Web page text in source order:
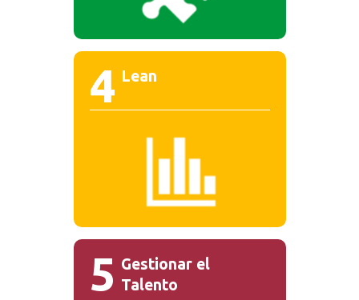
4 Lean
5 Gestionar el
Talento